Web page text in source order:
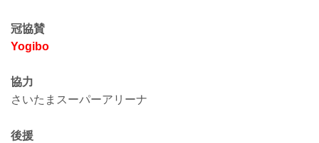
冠協賛
Yogibo
協力
さいたまスーパーアリーナ
後援